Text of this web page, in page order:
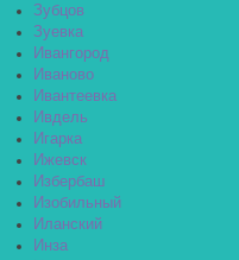
Зубцов
Зуевка
Ивангород
Иваново
Ивантеевка
Ивдель
Игарка
Ижевск
Избербаш
Изобильный
Иланский
Инза